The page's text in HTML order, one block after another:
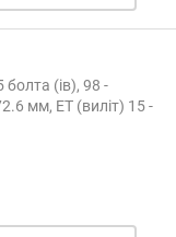
болта (ів), 98 -
мм, ET (виліт) 15 -